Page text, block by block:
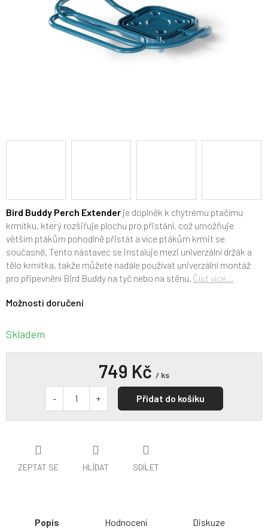
Skladem
Možnosti doručení
Bird Buddy Perch Extender je doplněk k chytrému ptačímu
krmítku, který rozšiřuje plochu pro přistání, což umožňuje
větším ptákům pohodlně přistát a více ptákům krmit se
současně. Tento nástavec se instaluje mezi univerzální držák a
tělo krmítka, takže můžete nadále používat univerzální montáž
pro připevnění Bird Buddy na tyč nebo na stěnu. Číst více...
ZEPTAT SE HLÍDAT SDÍLET
749 Kč / ks
Přidat do košíku
Popis Hodnocení Diskuze